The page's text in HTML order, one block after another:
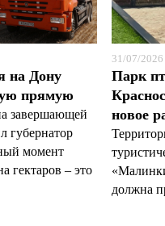
на Дону
прямую
завершающей
губернатор
момент
гектаров – это
31/07/
Парк
новое
должна